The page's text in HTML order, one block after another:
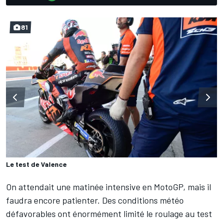
Le test de Valence
81
On attendait une matinée intensive en MotoGP, mais il
faudra encore patienter. Des conditions météo
défavorables ont énormément limité le roulage au test